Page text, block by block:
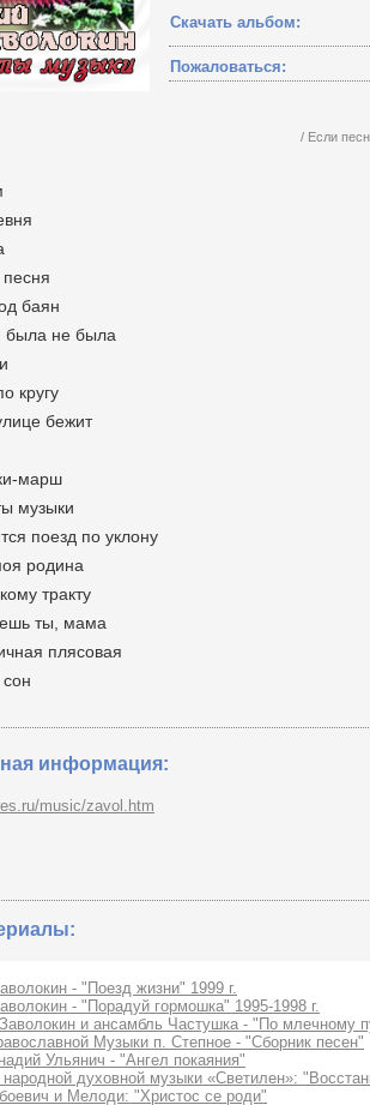
Скачать альбом:
Пожаловаться:
/ Если
баян
была не была
кругу
бежит
марш
музыки
поезд по уклону
родина
тракту
ты, мама
плясовая
информация:
music/zavol.htm
- "Поезд жизни" 1999 г.
- "Порадуй гормошка" 1995-1998 г.
и ансамбль Частушка - "По млечному
Музыки п. Степное - "Сборник песен"
Ульянич - "Ангел покаяния"
духовной музыки «Светилен»:
и Мелoди: "Христос се роди"